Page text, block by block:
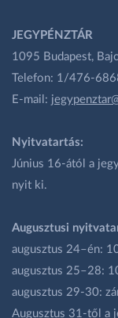
JEGYPÉNZTÁR
1095 Budapest,
Telefon: 1/476-
E-mail:
Nyitvatartás:
Június 16-ától a
nyit ki.
Augusztusi
augusztus 24–én:
augusztus 25–28:
augusztus 29-30:
Augusztus 31-től a